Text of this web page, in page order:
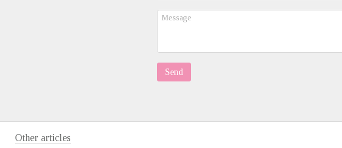
Send
Other articles